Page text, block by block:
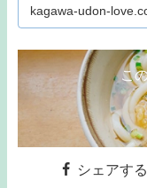
kagawa-udon-
こ
シェアする